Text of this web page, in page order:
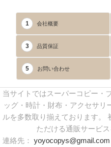
1 会社概要
3 品質保証
5 お問い合わせ
当サイトではスーパーコピー・
ッグ・時計・財布・アクセサリ
ルを多数取り揃えております。
ただける通販サービ
連絡先： yoyocopys@gmail.com